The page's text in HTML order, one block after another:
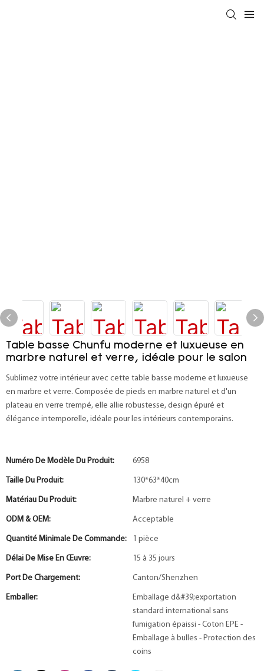
Table basse Chunfu moderne et luxueuse en
marbre naturel et verre, idéale pour le salon
Sublimez votre intérieur avec cette table basse moderne et luxueuse
en marbre et verre. Composée de pieds en marbre naturel et d'un
plateau en verre trempé, elle allie robustesse, design épuré et
élégance intemporelle, idéale pour les intérieurs contemporains.
Numéro De Modèle Du Produit: 6958
Taille Du Produit: 130*63*40cm
Matériau Du Produit: Marbre naturel + verre
ODM & OEM: Acceptable
Quantité Minimale De Commande: 1 pièce
Délai De Mise En Œuvre: 15 à 35 jours
Port De Chargement: Canton/Shenzhen
Emballer:
Emballage d&#39;exportation
standard international sans
fumigation épaissi - Coton EPE -
Emballage à bulles - Protection des
coins